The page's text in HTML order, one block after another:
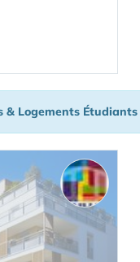
& Logements Étudiants